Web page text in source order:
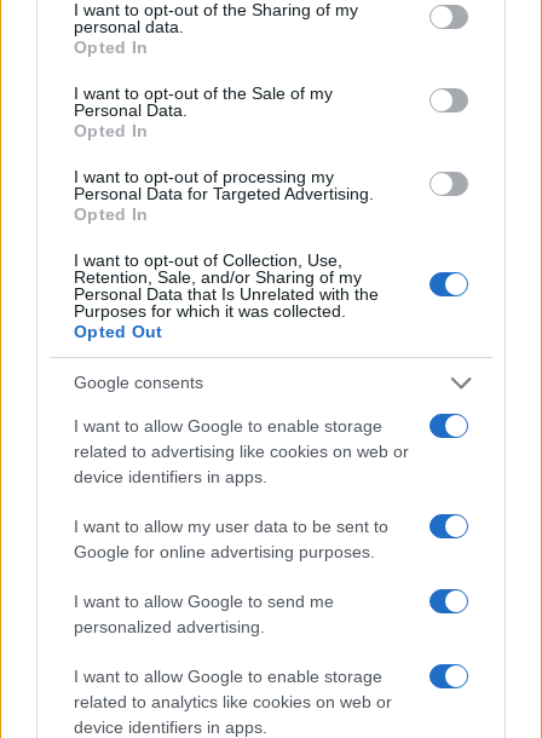
not limited to your visit or usage behaviour. You may click to
grant or deny consent to Google and its third-party tags to
use your data for below specified purposes in below Google
consent section.
I want to opt-out of the Sharing of my
personal data.
Opted In
I want to opt-out of the Sale of my
Personal Data.
Opted In
I want to opt-out of processing my
Personal Data for Targeted Advertising.
Opted In
I want to opt-out of Collection, Use,
Retention, Sale, and/or Sharing of my
Personal Data that Is Unrelated with the
Purposes for which it was collected.
Opted Out
Google consents
I want to allow Google to enable storage
related to advertising like cookies on web or
device identifiers in apps.
I want to allow my user data to be sent to
Google for online advertising purposes.
I want to allow Google to send me
personalized advertising.
I want to allow Google to enable storage
related to analytics like cookies on web or
device identifiers in apps.
szervezet az egyetlen megoldásnak azt látja,
ha a Palesztin Felszabadítási Szervezet
költségvetését is átláthatóvá teszik.
Egy 2018-as törvény szerint Izrael minden
évben levonja az adókból és a vámokból a
palesztinok által terrorfinanszírozásra
költött összeget.
Abbász és a demokratikus választások